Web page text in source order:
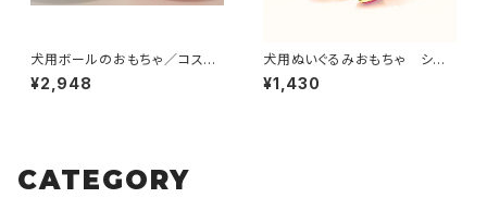
犬用ボールのおもちゃ／コスモ
スボール
¥2,948
犬用ぬいぐるみおもちゃ シュ
ーズ・ドッグトイ
¥1,430
CATEGORY